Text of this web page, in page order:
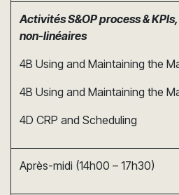
Activités S&OP process &
non-linéaires
4B Using and Maintaining the
4B Using and Maintaining the
4D CRP and Scheduling
Après-midi (14h00 – 17h30)